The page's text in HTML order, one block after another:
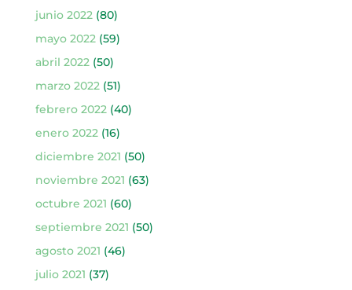
junio 2022(80)
mayo 2022(59)
abril 2022(50)
marzo 2022(51)
febrero 2022(40)
enero 2022(16)
diciembre 2021 (50)
noviembre 2021 (63)
octubre 2021 (60)
septiembre 2021 (50)
agosto 2021 (46)
julio 2021 (37)